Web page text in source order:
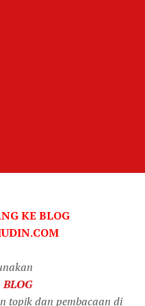
KE BLOG
topik dan pembacaan di